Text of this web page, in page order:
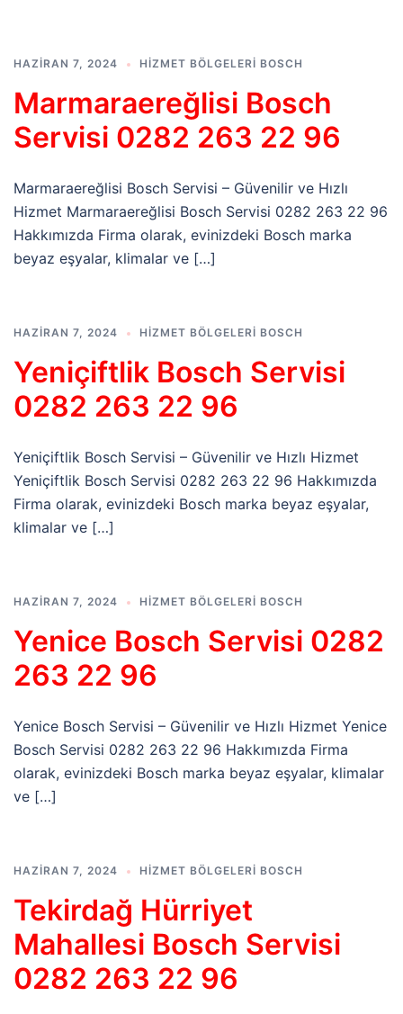
HAZIRAN 7, 2024 HIZMET BÖLGELERI BOSCH
Marmaraereğlisi Bosch
Servisi 0282 263 22 96
Marmaraereğlisi Bosch Servisi – Güvenilir ve Hızlı
Hizmet Marmaraereğlisi Bosch Servisi 0282 263 22 96
Hakkımızda Firma olarak, evinizdeki Bosch marka
beyaz eşyalar, klimalar ve […]
HAZIRAN 7, 2024 HIZMET BÖLGELERI BOSCH
Yeniçiftlik Bosch Servisi
0282 263 22 96
Yeniçiftlik Bosch Servisi – Güvenilir ve Hızlı Hizmet
Yeniçiftlik Bosch Servisi 0282 263 22 96 Hakkımızda
Firma olarak, evinizdeki Bosch marka beyaz eşyalar,
klimalar ve […]
HAZIRAN 7, 2024 HIZMET BÖLGELERI BOSCH
Yenice Bosch Servisi 0282
263 22 96
Yenice Bosch Servisi – Güvenilir ve Hızlı Hizmet Yenice
Bosch Servisi 0282 263 22 96 Hakkımızda Firma
olarak, evinizdeki Bosch marka beyaz eşyalar, klimalar
ve […]
HAZIRAN 7, 2024 HIZMET BÖLGELERI BOSCH
Tekirdağ Hürriyet
Mahallesi Bosch Servisi
0282 263 22 96